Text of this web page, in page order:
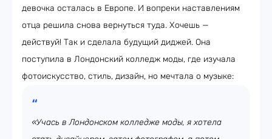
девочка осталась в Европе. И вопреки наставлениям
отца решила снова вернуться туда. Хочешь —
действуй! Так и сделала будущий диджей. Она
поступила в Лондонский колледж моды, где изучала
фотоискусство, стиль, дизайн, но мечтала о музыке:
«Учась в Лондонском колледже моды, я хотела